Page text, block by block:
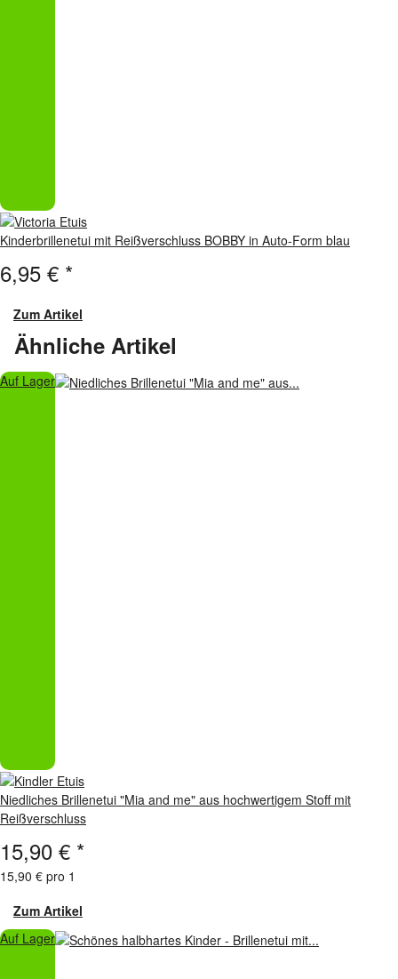
Kinderbrillenetui mit Reißverschluss BOBBY in Auto-Form blau
6,95 € *
Zum Artikel
Ähnliche Artikel
Auf Lager
Niedliches Brillenetui "Mia and me" aus hochwertigem Stoff mit
Reißverschluss
15,90 € *
15,90 € pro 1
Zum Artikel
Auf Lager